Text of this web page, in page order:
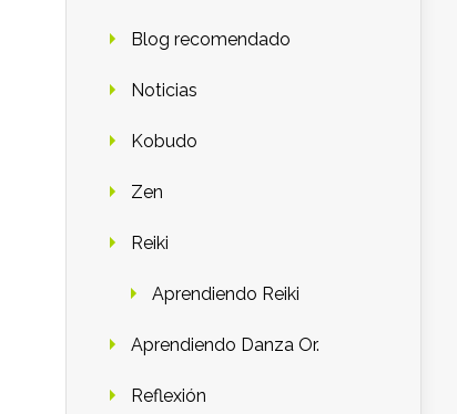
Blog recomendado
Noticias
Kobudo
Zen
Reiki
Aprendiendo Reiki
Aprendiendo Danza Or.
Reflexión